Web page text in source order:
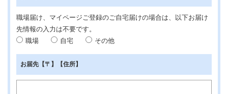
職場届け、マイページご登録のご自宅届けの場合は、以下お届け
先情報の入力は不要です。
職場
自宅 その他
お届先【〒】【住所】